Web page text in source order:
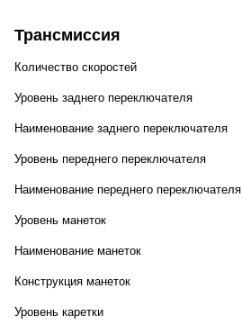
Трансмиссия
Количество скоростей
Уровень заднего переключателя
Наименование заднего переключателя
Уровень переднего переключателя
Наименование переднего переключателя
Уровень манеток
Наименование манеток
Конструкция манеток
Уровень каретки